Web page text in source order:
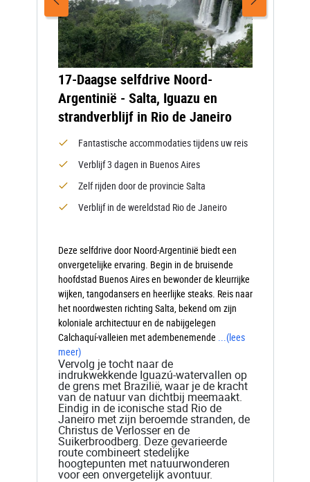
17-Daagse selfdrive Noord-
Argentinië - Salta, Iguazu en
strandverblijf in Rio de Janeiro
Fantastische accommodaties tijdens uw reis
Verblijf 3 dagen in Buenos Aires
Zelf rijden door de provincie Salta
Verblijf in de wereldstad Rio de Janeiro
Deze selfdrive door Noord-Argentinië biedt een
onvergetelijke ervaring. Begin in de bruisende
hoofdstad Buenos Aires en bewonder de kleurrijke
wijken, tangodansers en heerlijke steaks. Reis naar
het noordwesten richting Salta, bekend om zijn
koloniale architectuur en de nabijgelegen
Calchaquí-valleien met adembenemende ...(lees
meer)
Vervolg je tocht naar de
indrukwekkende Iguazú-watervallen op
de grens met Brazilië, waar je de kracht
van de natuur van dichtbij meemaakt.
Eindig in de iconische stad Rio de
Janeiro met zijn beroemde stranden, de
Christus de Verlosser en de
Suikerbroodberg. Deze gevarieerde
route combineert stedelijke
hoogtepunten met natuurwonderen
voor een onvergetelijk avontuur.